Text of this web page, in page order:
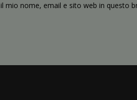
il mio nome, email e sito web in questo